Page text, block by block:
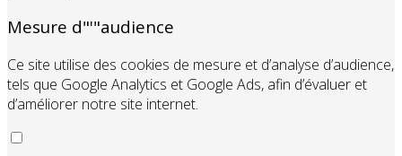
Mesure d"'"audience
Ce site utilise des cookies de mesure et d’analyse d’audience,
tels que Google Analytics et Google Ads, afin d’évaluer et
d’améliorer notre site internet.